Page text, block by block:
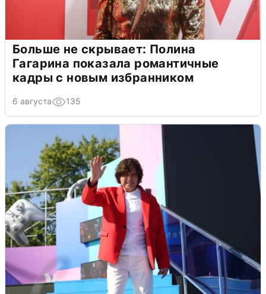
Больше не скрывает: Полина
Гагарина показала романтичные
кадры с новым избранником
6 августа 135